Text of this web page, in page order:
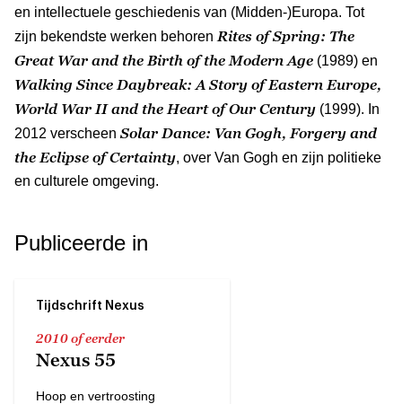
en intellectuele geschiedenis van (Midden-)Europa. Tot
zijn bekendste werken behoren Rites of Spring: The
Great War and the Birth of the Modern Age (1989) en
Walking Since Daybreak: A Story of Eastern Europe,
World War II and the Heart of Our Century (1999). In
2012 verscheen Solar Dance: Van Gogh, Forgery and
the Eclipse of Certainty, over Van Gogh en zijn politieke
en culturele omgeving.
Publiceerde in
Tijdschrift Nexus
2010 of eerder
Nexus 55
Hoop en vertroosting